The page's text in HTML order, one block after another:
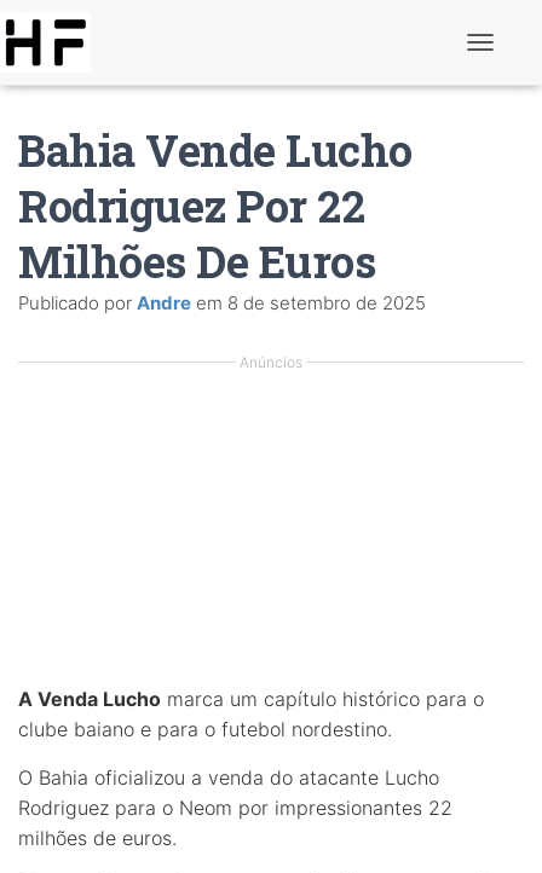
a
Bahia Vende Lucho
Rodriguez Por 22
Milhões De Euros
Publicado por Andre em 8 de setembro de 2025
Anúncios
A Venda Lucho marca um capítulo histórico para o
clube baiano e para o futebol nordestino.
O Bahia oficializou a venda do atacante Lucho
Rodriguez para o Neom por impressionantes 22
milhões de euros.